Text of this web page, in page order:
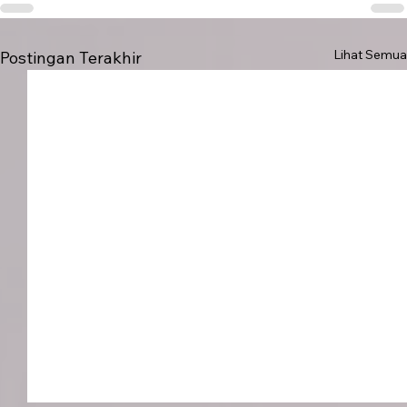
Postingan Terakhir Lihat Semua